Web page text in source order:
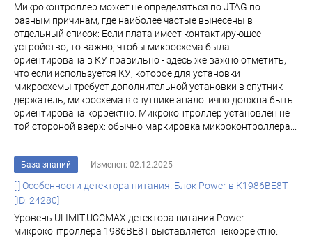
Микроконтроллер может не определяться по JTAG по
разным причинам, где наиболее частые вынесены в
отдельный список: Если плата имеет контактирующее
устройство, то важно, чтобы микросхема была
ориентирована в КУ правильно - здесь же важно отметить,
что если используется КУ, которое для установки
микросхемы требует дополнительной установки в спутник-
держатель, микросхема в спутнике аналогично должна быть
ориентирована корректно. Микроконтроллер установлен не
той стороной вверх: обычно маркировка микроконтроллера...
База знаний Изменен: 02.12.2025
[i] Особенности детектора питания. Блок Power в К1986ВЕ8T
[ID: 24280]
Уровень ULIMIT.UCCMAX детектора питания Power
микроконтроллера 1986ВЕ8Т выставляется некорректно.